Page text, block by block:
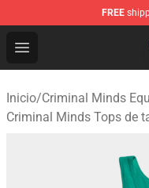
FREE
Open menu
Criminal Minds
Inicio/Criminal Minds
Criminal Minds Tops de